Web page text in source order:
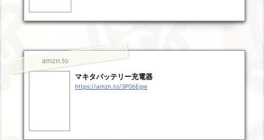
amzn.to
マキタバッテリー充電器
https://amzn.to/3P0bEgw